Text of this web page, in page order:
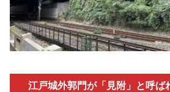
江戸城外郭門が「見附」と呼ば